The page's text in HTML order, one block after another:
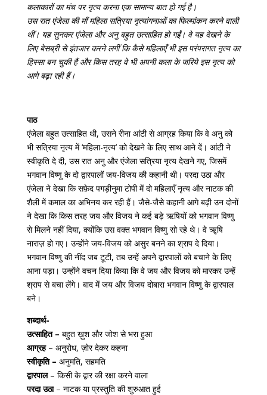
कलाकारों का मंच पर नृत्य करना एक सामान्य बात हो गई है।
उस रात एंजेला की माँ महिला सत्रिया नृत्यांगनाओं का फिल्मांकन करने वाली
थीं। यह सुनकर एंजेला और अनु बहुत उत्साहित हो गईं। वे यह देखने के
लिए बेसब्री से इंतजार करने लगीं कि कैसे महिलाएँ भी इस परंपरागत नृत्य का
हिस्सा बन चुकी हैं और किस तरह वे भी अपनी कला के जरिये इस नृत्य को
आगे बढ़ा रही हैं।
पाठ
एंजेला बहुत उत्साहित थी, उसने रीना आंटी से आग्रह किया कि वे अनु को
भी सत्रिया नृत्य में ‘महिला-नृत्य’ को देखने के लिए साथ आने दें। आंटी ने
स्वीकृति दे दी, उस रात अनु और एंजेला सत्रिया नृत्य देखने गए, जिसमें
भगवान विष्णु के दो द्वारपालों जय-विजय की कहानी थी। परदा उठा और
एंजेला ने देखा कि सफ़ेद पगड़ीनुमा टोपी में दो महिलाएँ नृत्य और नाटक की
शैली में कमाल का अभिनय कर रही हैं। जैसे-जैसे कहानी आगे बढ़ी उन दोनों
ने देखा कि किस तरह जय और विजय ने कई बड़े ऋषियों को भगवान विष्णु
से मिलने नहीं दिया, क्योंकि उस वक्त भगवान विष्णु सो रहे थे। वे ॠषि
नाराज़ हो गए। उन्होंने जय-विजय को असुर बनने का श्राप दे दिया।
भगवान विष्णु की नींद जब टूटी, तब उन्हें अपने द्वारपालों को बचाने के लिए
आना पड़ा। उन्होंने वचन दिया किया कि वे जय और विजय को मारकर उन्हें
श्राप से बचा लेंगे। बाद में जय और विजय दोबारा भगवान विष्णु के द्वारपाल
बने।
शब्दार्थ-
उत्साहित – बहुत ख़ुश और जोश से भरा हुआ
आग्रह– अनुरोध, ज़ोर देकर कहना
स्वीकृति – अनुमति, सहमति
द्वारपाल– किसी के द्वार की रक्षा करने वाला
परदा उठा– नाटक या प्रस्तुति की शुरुआत हुई